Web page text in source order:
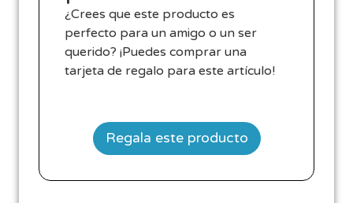
¿Crees que este producto es
perfecto para un amigo o un ser
querido? ¡Puedes comprar una
tarjeta de regalo para este artículo!
Regala este producto